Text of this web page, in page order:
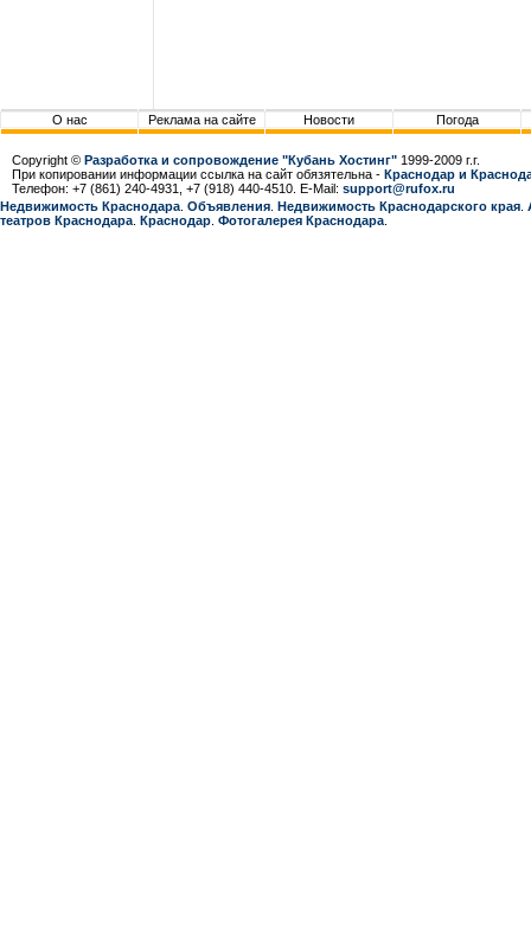
О нас Реклама на сайте Новости Погода
Copyright © Разработка и сопровождение "Кубань Хостинг" 1999-2009 г.г.
При копировании информации ссылка на сайт обязятельна - Краснодар и
Телефон: +7 (861) 240-4931, +7 (918) 440-4510. E-Mail: support@rufox.ru
Недвижимость Краснодара Объявления Недвижимость Краснодарcкого края
театров Краснодара Краснодар Фотогалерея Краснодара